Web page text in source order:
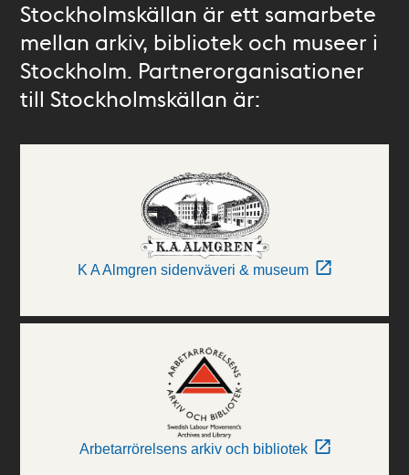
Stockholmskällan är ett samarbete
mellan arkiv, bibliotek och museer i
Stockholm. Partnerorganisationer
till Stockholmskällan är:
K A Almgren sidenväveri & museum
Arbetarrörelsens arkiv och bibliotek